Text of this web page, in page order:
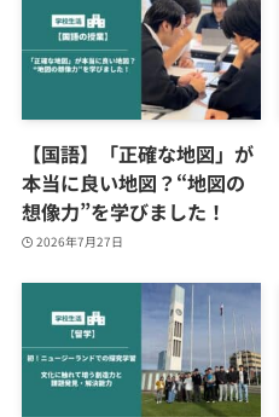
【国語】「正確な地図」が
本当に良い地図？“地図の
想像力”を学びました！
2026年7月27日